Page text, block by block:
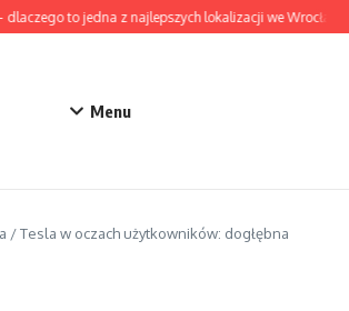
to jedna z najlepszych lokalizacji we
Menu
/Tesla w oczach użytkowników: dogłębna